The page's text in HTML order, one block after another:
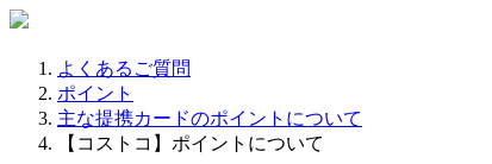
よくあるご質問
ポイント
主な提携カードのポイントについて
【コストコ】ポイントについて